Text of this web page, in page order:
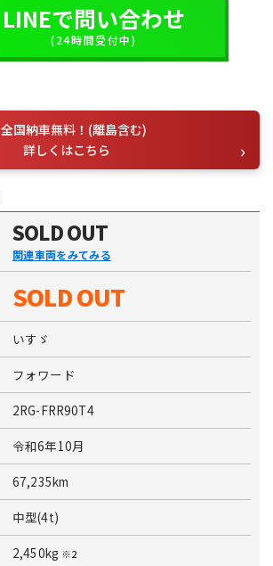
LINEで問い合わせ
(24時間受付中)
全国納車無料！(離島含む)
詳しくはこちら
SOLD OUT
関連車両をみてみる
SOLD OUT
いすゞ
フォワード
2RG-FRR90T4
令和6年10月
67,235km
中型(4t)
2,450kg ※2